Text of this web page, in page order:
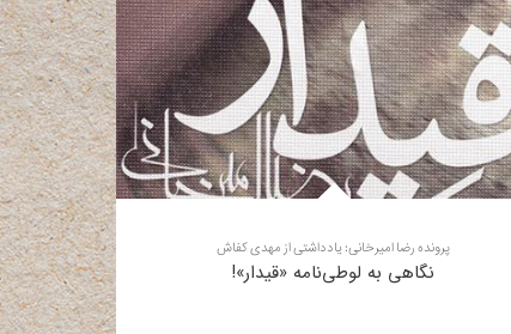
پرونده رضا امیرخانی: یادداشتی از مهدی کفاش
نگاهی به لوطی‌نامه «قیدار»!